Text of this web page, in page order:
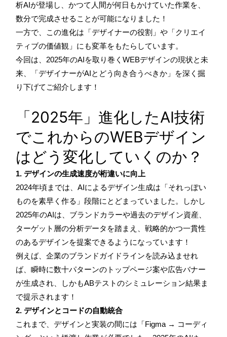
析AIが登場し、かつて人間が何日もかけていた作業を、
数分で完成させることが可能になりました！
一方で、この進化は「デザイナーの役割」や「クリエイ
ティブの価値観」にも変革をもたらしています。
今回は、2025年のAIを取り巻くWEBデザインの現状と未
来、「デザイナーがAIとどう向き合うべきか」を深く掘
り下げてご紹介します！
「2025年」進化したAI技術
でこれからのWEBデザイン
はどう変化していくのか？
1. デザインの生成速度が桁違いに向上
2024年頃までは、AIによるデザイン生成は「それっぽい
ものを素早く作る」段階にとどまっていました。しかし
2025年のAIは、ブランドカラーや過去のデザイン資産、
ターゲット層の分析データを踏まえ、戦略的かつ一貫性
のあるデザインを提案できるようになっています！
例えば、企業のブランドガイドラインを読み込ませれ
ば、瞬時に数十パターンのトップページ案や広告バナー
が生成され、しかもABテストのシミュレーション結果ま
で提示されます！
2. デザインとコードの自動統合
これまで、デザインと実装の間には「Figma → コーディ